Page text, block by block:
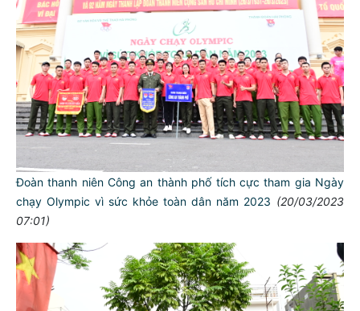
Đoàn thanh niên Công an thành phố tích cực tham gia Ngày
chạy Olympic vì sức khỏe toàn dân năm 2023 (20/03/2023
07:01)